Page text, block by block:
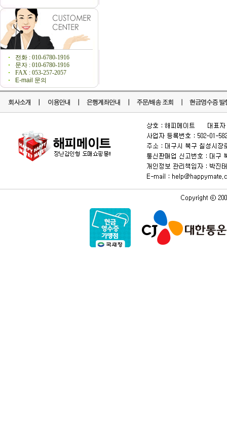
전화 : 010-6780-1916
문자 : 010-6780-1916
FAX : 053-257-2057
E-mail 문의